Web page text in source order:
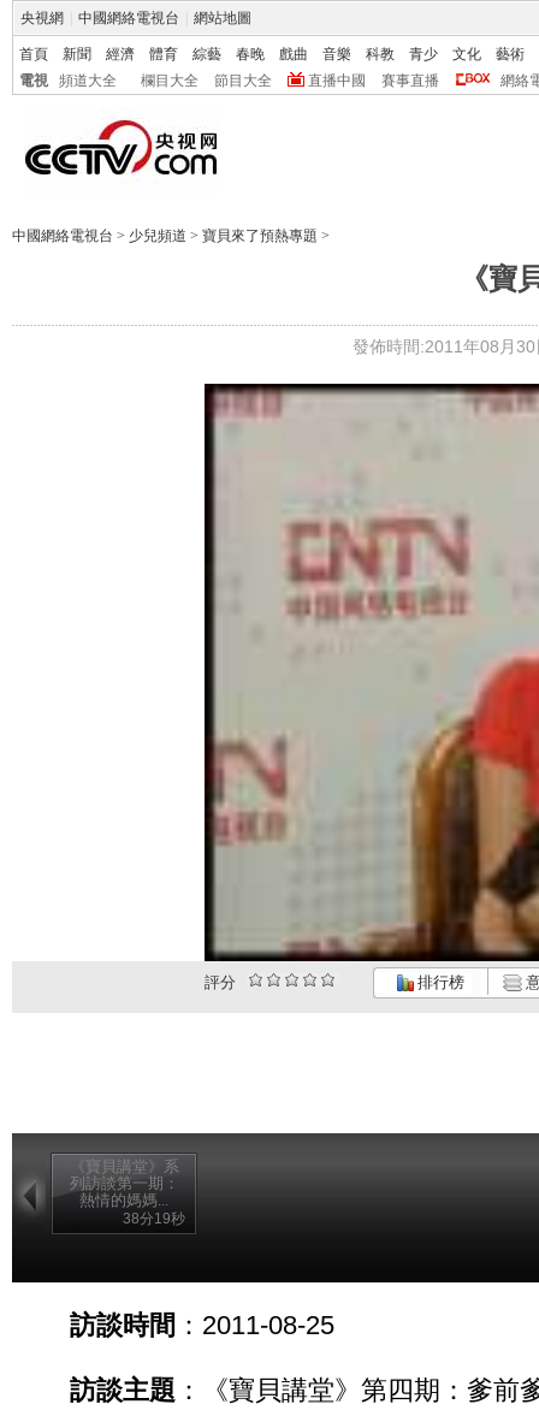
央視網 中國網絡電視台 網站地圖
首頁 新聞 經濟 體育 綜藝 春晚 戲曲 音樂 科教 青少 文化
藝術
電視
頻道大全 欄目大全 節目大全 直播中國 賽事直播 網絡
中國網絡電視台 > 少兒頻道 > 寶貝來了預熱專題 >
《寶
發佈時間:2011年08月
評分 排行榜
《寶貝講堂》系
列訪談第一期：
熱情的媽媽...
38分19秒
訪談時間 ：2011-08-25
訪談主題 ：《寶貝講堂》第四期：爹前